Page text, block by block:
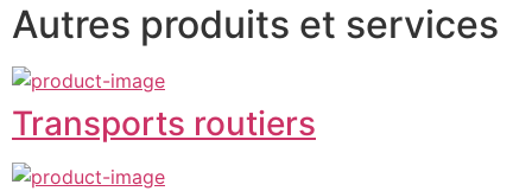
Autres produits et services
Transports routiers